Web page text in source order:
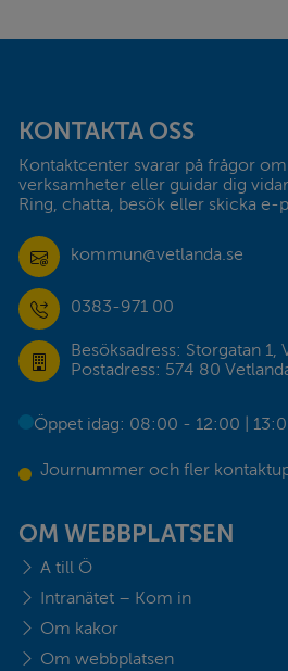
KONTAKTA OSS
Kontaktcenter svarar på frågor
verksamheter eller guidar dig
Ring, chatta, besök eller skicka
kommun@vetlanda.se
0383-971 00
Besöksadress: Storgatan 1,
Postadress: 574 80
Öppet idag: 08:00 - 12:00 |
Journummer och fler
OM WEBBPLATSEN
A till Ö
Intranätet – Kom in
Om kakor
Om webbplatsen